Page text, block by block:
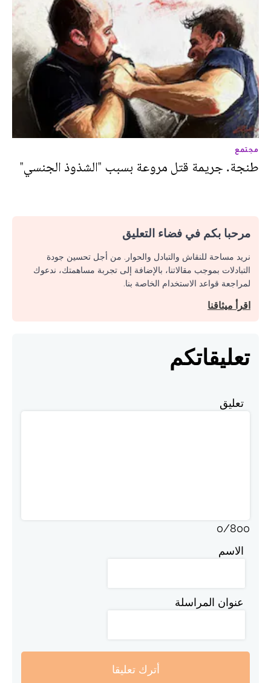
مجتمع
طنجة. جريمة قتل مروعة بسبب "الشذوذ الجنسي"
مرحبا بكم في فضاء التعليق
نريد مساحة للنقاش والتبادل والحوار. من أجل تحسين جودة
التبادلات بموجب مقالاتنا، بالإضافة إلى تجربة مساهمتك، ندعوك
لمراجعة قواعد الاستخدام الخاصة بنا.
اقرأ ميثاقنا
تعليقاتكم
تعليق
0/800
الاسم
عنوان المراسلة
أترك تعليقا